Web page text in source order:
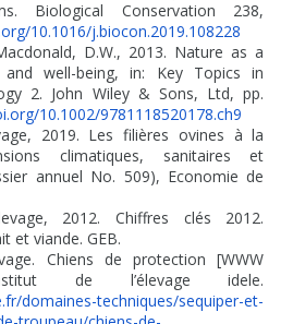
Biological Conservation 238,
10.1016/j.biocon.2019.108228
D.W., 2013. Nature as a
well-being, in: Key Topics in
2. John Wiley & Sons, Ltd, pp.
10.1002/9781118520178.ch9
2019. Les filières ovines à la
climatiques, sanitaires et
annuel No. 509), Economie de
2012. Chiffres clés 2012.
et viande. GEB.
Chiens de protection [WWW
de l’élevage idele.
domaines-techniques/sequiper-et-